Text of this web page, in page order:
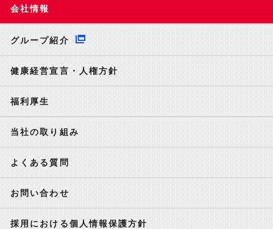
会社情報
グループ紹介
健康経営宣言・人権方針
福利厚生
当社の取り組み
よくある質問
お問い合わせ
採用における個人情報保護方針